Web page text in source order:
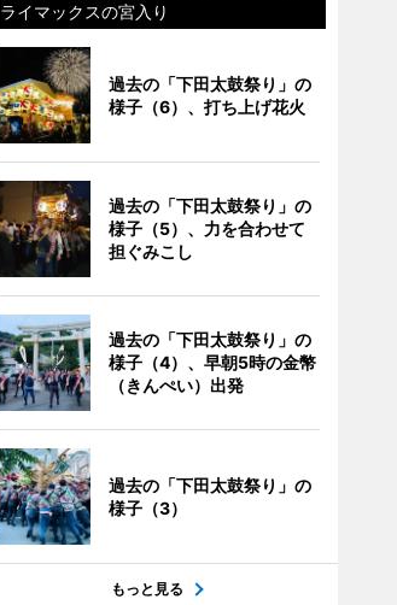
ライマックスの宮入り
過去の「下田太鼓祭り」の
様子（6）、打ち上げ花火
過去の「下田太鼓祭り」の
様子（5）、力を合わせて
担ぐみこし
過去の「下田太鼓祭り」の
様子（4）、早朝5時の金幣
（きんぺい）出発
過去の「下田太鼓祭り」の
様子（3）
もっと見る